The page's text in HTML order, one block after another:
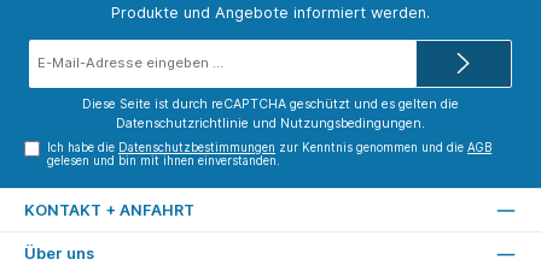
Produkte und Angebote informiert werden.
Diese Seite ist durch reCAPTCHA geschützt und es gelten die
Datenschutzrichtlinie und Nutzungsbedingungen.
Ich habe die Datenschutzbestimmungen zur Kenntnis genommen und dieAGB
gelesen und bin mit ihnen einverstanden.
KONTAKT + ANFAHRT
Über uns